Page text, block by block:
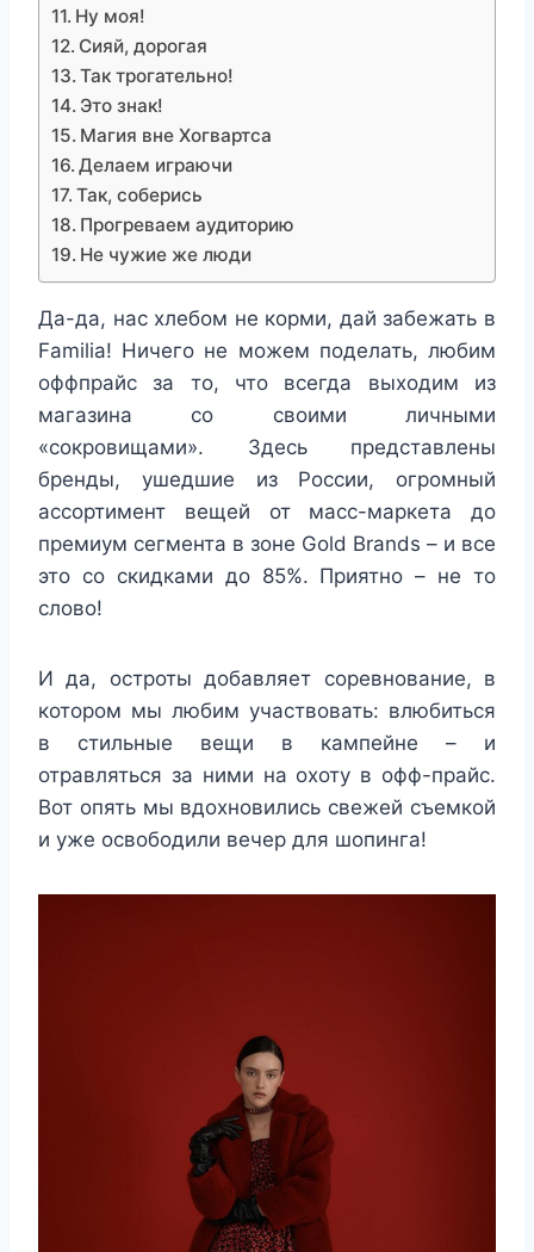
Ну моя!
Сияй, дорогая
Так трогательно!
Это знак!
Магия вне Хогвартса
Делаем играючи
Так, соберись
Прогреваем аудиторию
Не чужие же люди
Да-да, нас хлебом не корми, дай забежать в
Familia! Ничего не можем поделать, любим
оффпрайс за то, что всегда выходим из
магазина со своими личными
«сокровищами». Здесь представлены
бренды, ушедшие из России, огромный
ассортимент вещей от масс-маркета до
премиум сегмента в зоне Gold Brands – и все
это со скидками до 85%. Приятно – не то
слово!
И да, остроты добавляет соревнование, в
котором мы любим участвовать: влюбиться
в стильные вещи в кампейне – и
отравляться за ними на охоту в офф-прайс.
Вот опять мы вдохновились свежей съемкой
и уже освободили вечер для шопинга!